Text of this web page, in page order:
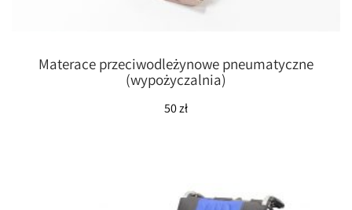
Materace przeciwodleżynowe pneumatyczne
(wypożyczalnia)
50zł